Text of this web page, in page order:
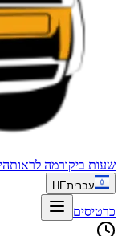
שעות ביקורמה לראות
עבריתHE
כרטיסים